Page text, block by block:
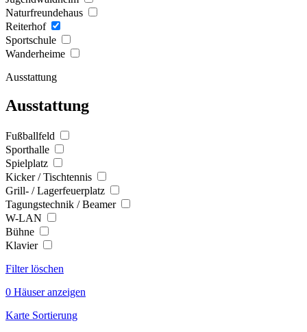
Naturfreundehaus
Reiterhof
Sportschule
Wanderheime
Ausstattung
Ausstattung
Fußballfeld
Sporthalle
Spielplatz
Kicker / Tischtennis
Grill- / Lagerfeuerplatz
Tagungstechnik / Beamer
W-LAN
Bühne
Klavier
Filter löschen
0 Häuser anzeigen
Karte Sortierung